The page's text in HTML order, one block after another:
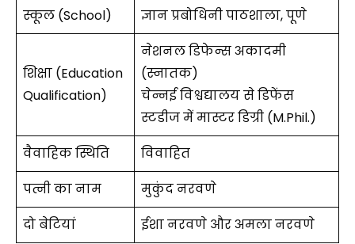
स्कूल (School)
ज्ञान प्रबोधिनी पाठशाला, पूणे
शिक्षा (Education
Qualification)
नेशनल डिफेन्स अकादमी
(स्नातक)
चेन्नई विश्वद्यालय से डिफेंस
स्टडीज में मास्टर डिग्री (M.Phil.)
वैवाहिक स्थिति
विवाहित
पत्नी का नाम
मुकुंद नरवणे
दो बेटियां
ईशा नरवणे और अमला नरवणे